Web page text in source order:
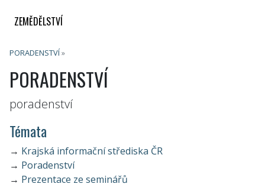
ZEMĚDĚLSTVÍ
PORADENSTVÍ»
PORADENSTVÍ
poradenství
Témata
→ Krajská informační střediska ČR
→ Poradenství
→ Prezentace ze seminářů